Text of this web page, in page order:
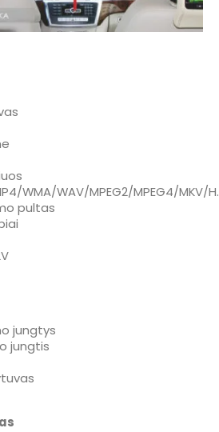
WMA/WAV/MPEG2/MPEG4/MKV/
pultas
jungtys
jungtis